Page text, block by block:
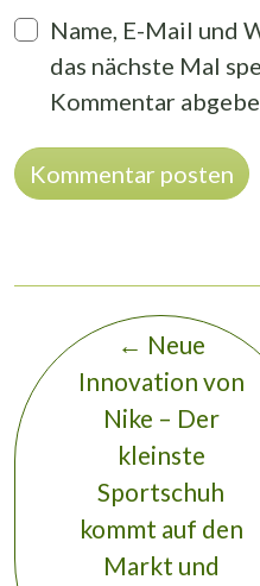
Name, E-Mail und
das nächste Mal
Kommentar
← Neue
Innovation von
Nike – Der
kleinste
Sportschuh
kommt auf den
Markt und